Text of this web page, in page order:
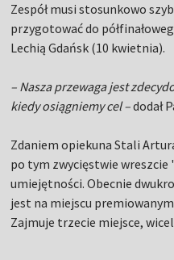
Zespół musi stosunkowo
przygotować do
Lechią Gdańsk (10 kwietnia).
– Nasza przewaga jest
kiedy osiągniemy cel –dodał
Zdaniem opiekuna Stali
po tym zwycięstwie wreszcie
umiejętności. Obecnie
jest na miejscu
Zajmuje trzecie miejsce,